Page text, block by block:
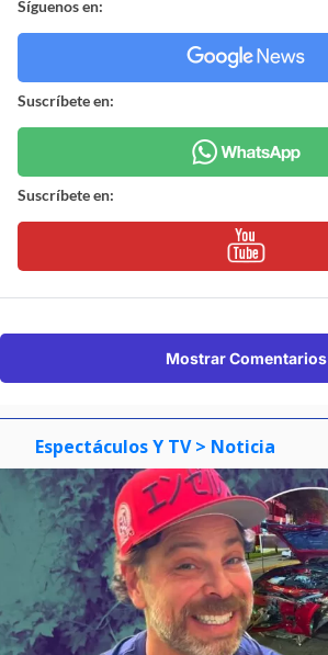
Síguenos en:
Suscríbete en:
Suscríbete en:
Mostrar Comentarios
Espectáculos Y TV > Noticia